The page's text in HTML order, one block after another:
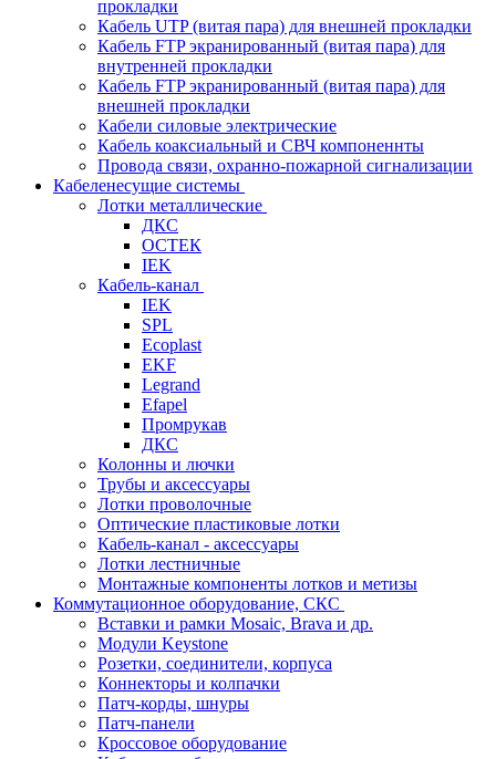
прокладки
Кабель UTP (витая пара) для внешней прокладки
Кабель FTP экранированный (витая пара) для
внутренней прокладки
Кабель FTP экранированный (витая пара) для
внешней прокладки
Кабели силовые электрические
Кабель коаксиальный и СВЧ компоненнты
Провода связи, охранно-пожарной сигнализации
Кабеленесущие системы
Лотки металлические
ДКС
ОСТЕК
IEK
Кабель-канал
IEK
SPL
Ecoplast
EKF
Legrand
Efapel
Промрукав
ДКС
Колонны и лючки
Трубы и аксессуары
Лотки проволочные
Оптические пластиковые лотки
Кабель-канал - аксессуары
Лотки лестничные
Монтажные компоненты лотков и метизы
Коммутационное оборудование, СКС
Вставки и рамки Mosaic, Brava и др.
Модули Keystone
Розетки, соединители, корпуса
Коннекторы и колпачки
Патч-корды, шнуры
Патч-панели
Кроссовое оборудование